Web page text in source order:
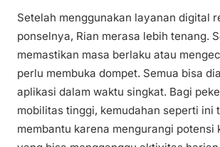
Setelah menggunakan layanan digital
ponselnya, Rian merasa lebih tenang.
memastikan masa berlaku atau
perlu membuka dompet. Semua bisa
aplikasi dalam waktu singkat. Bagi
mobilitas tinggi, kemudahan seperti ini
membantu karena mengurangi potensi